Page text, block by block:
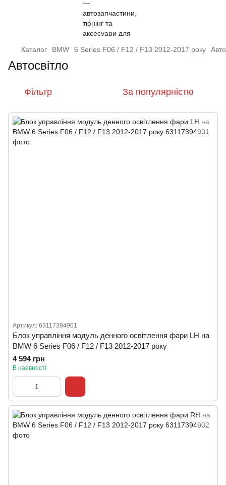
Каталог BMW 6 Series F06 / F12 / F13 2012-2017 року
Автосвітло
Фільтр За популярністю
Артикул: 63117394901
Блок управління модуль денного освітлення фари LH на
BMW 6 Series F06 / F12 / F13 2012-2017 року
4 594 грн
В наявності